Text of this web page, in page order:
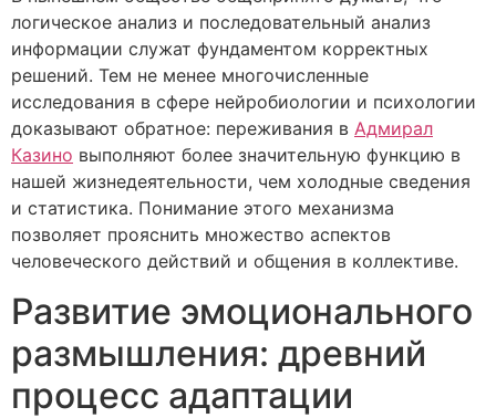
логическое анализ и последовательный анализ
информации служат фундаментом корректных
решений. Тем не менее многочисленные
исследования в сфере нейробиологии и психологии
доказывают обратное: переживания в Адмирал
Казино выполняют более значительную функцию в
нашей жизнедеятельности, чем холодные сведения
и статистика. Понимание этого механизма
позволяет прояснить множество аспектов
человеческого действий и общения в коллективе.
Развитие эмоционального
размышления: древний
процесс адаптации